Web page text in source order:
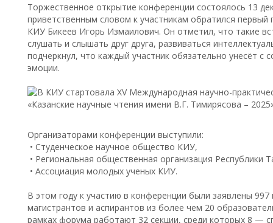
Торжественное открытие конференции состоялось 13
приветственным словом к участникам обратился
КИУ Бикеев Игорь Измаилович. Он отметил, что такие
слушать и слышать друг друга, развиваться
подчеркнул, что каждый участник обязательно унесёт
эмоции.
Организаторами конференции выступили:
• Студенческое научное общество КИУ,
• Региональная общественная организация Республики
• Ассоциация молодых ученых КИУ.
В этом году к участию в конференции были заявлены
магистрантов и аспирантов из более чем 20
рамках форума работают 32 секции, среди которых 8 —